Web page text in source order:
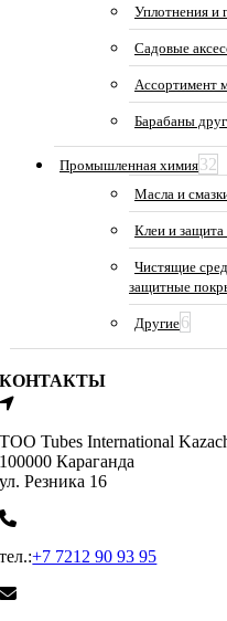
Уплотнения и
Садовые
Ассортимент
Барабаны
Промышленная химия32
Масла и
Клеи и защита
Чистящие
защитные
Другие6
КОНТАКТЫ
ТОО Tubes International
100000 Караганда
ул. Резника 16
тел.:+7 7212 90 93 95